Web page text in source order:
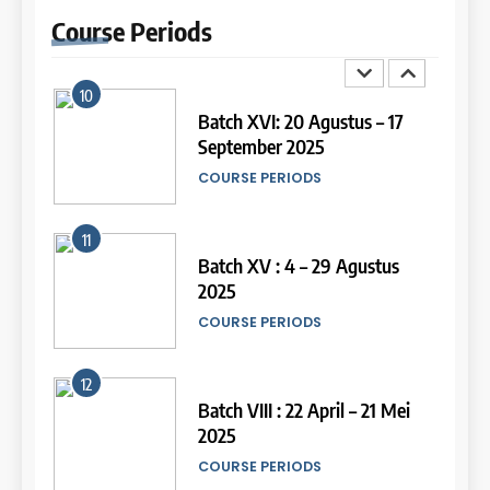
LEIDEN INSTITUTE
15
Online IELTS Courses
LEIDEN INSTITUTE
16
Online IELTS Course
LEIDEN INSTITUTE
17
Proofreading Service
LEIDEN INSTITUTE
Course PeriodsCOURSE PERIODS
10
Batch XVI: 20 Agustus – 17
September 2025
COURSE PERIODS
11
Batch XV : 4 – 29 Agustus
2025
COURSE PERIODS
12
Batch VIII : 22 April – 21 Mei
2025
COURSE PERIODS
IELTS